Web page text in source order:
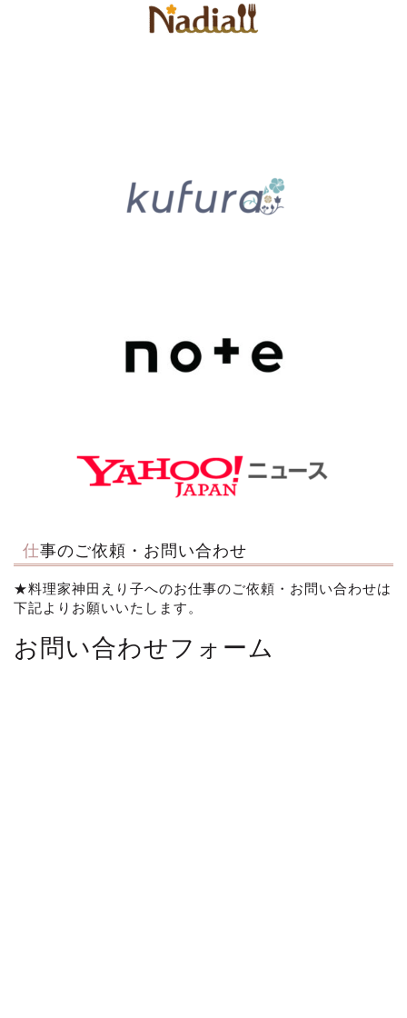
仕事のご依頼・お問い合わせ
★料理家神田えり子へのお仕事のご依頼・お問い合わせは
下記よりお願いいたします。
お問い合わせフォーム